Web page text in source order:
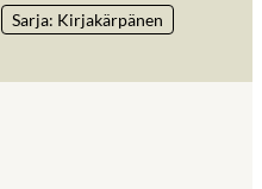
Sarja: Kirjakärpänen